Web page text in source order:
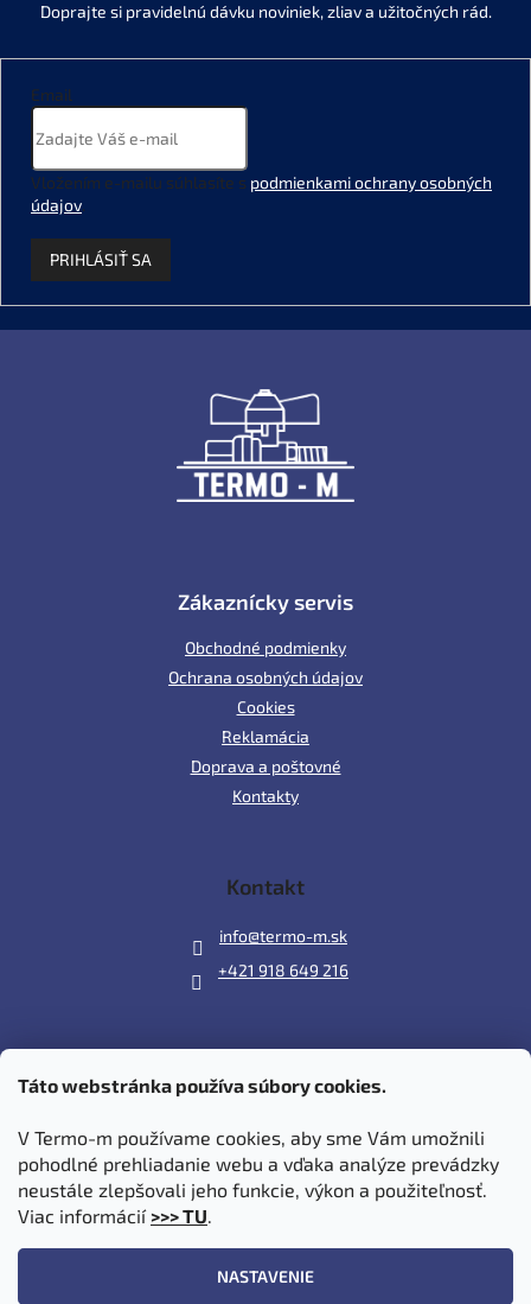
Táto webstránka používa súbory cookies.
V Termo-m používame cookies, aby sme Vám umožnili
pohodlné prehliadanie webu a vďaka analýze prevádzky
neustále zlepšovali jeho funkcie, výkon a použiteľnosť.
Viac informácií >>> TU.
NASTAVENIE
Email
Vložením e-mailu súhlasíte s podmienkami ochrany osobných
údajov.
PRIHLÁSIŤ SA
Zákaznícky servis
Obchodné podmienky
Ochrana osobných údajov
Cookies
Reklamácia
Doprava a poštovné
Kontakty
Kontakt
info@termo-m.sk
+421 918 649 216
Prijímame online platby